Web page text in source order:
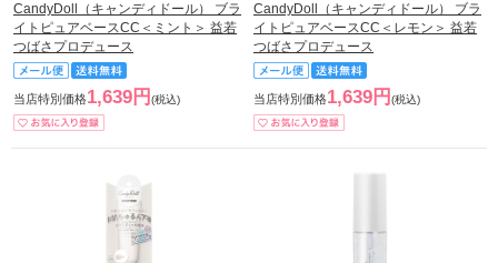
CandyDoll（キャンディドール） ブラ
イトピュアベースCC＜ミント＞ 益若
つばさプロデュース
当店特別価格1,639円 (税込)
CandyDoll（キャンディドール） ブラ
イトピュアベースCC＜レモン＞ 益若
つばさプロデュース
当店特別価格1,639円 (税込)